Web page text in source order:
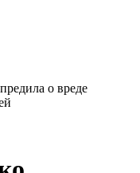
о вреде